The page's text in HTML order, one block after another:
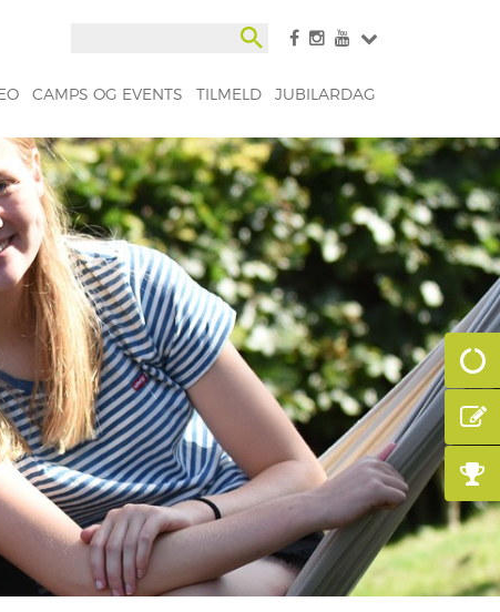
CAMPS OG EVENTS TILMELD JUBILARDAG